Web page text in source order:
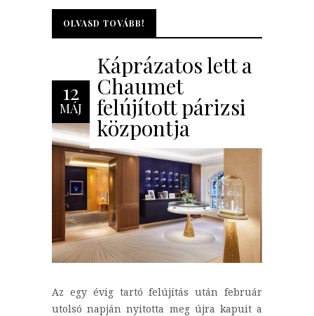
OLVASD TOVÁBB!
OLVASD TOVÁBB!
12
MÁJ
Káprázatos lett a
Chaumet
felújított párizsi
központja
Az egy évig tartó felújítás után február
utolsó napján nyitotta meg újra kapuit a